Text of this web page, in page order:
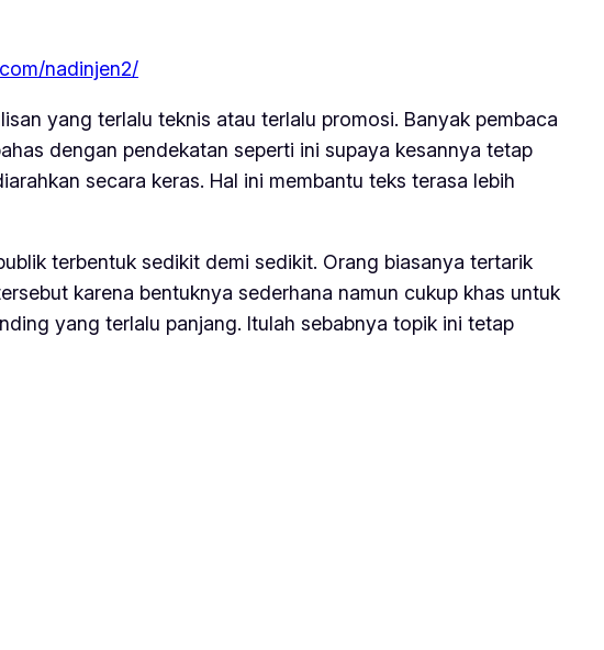
nadinjen2/
yang terlalu teknis atau terlalu promosi. Banyak pembaca
dengan pendekatan seperti ini supaya kesannya tetap
secara keras. Hal ini membantu teks terasa lebih
terbentuk sedikit demi sedikit. Orang biasanya tertarik
karena bentuknya sederhana namun cukup khas untuk
yang terlalu panjang. Itulah sebabnya topik ini tetap